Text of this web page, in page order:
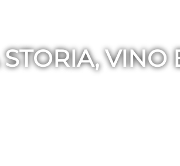
STORIA,